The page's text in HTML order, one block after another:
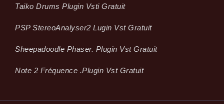
Taiko Drums Plugin Vsti Gratuit
PSP StereoAnalyser2 Lugin Vst Gratuit
Sheepadoodle Phaser. Plugin Vst Gratuit
Note 2 Fréquence .plugin Vst Gratuit